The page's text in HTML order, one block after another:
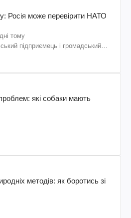
Росія може перевірити НАТО
тому
підприємець і громадський
які собаки мають
методів: як боротись зі